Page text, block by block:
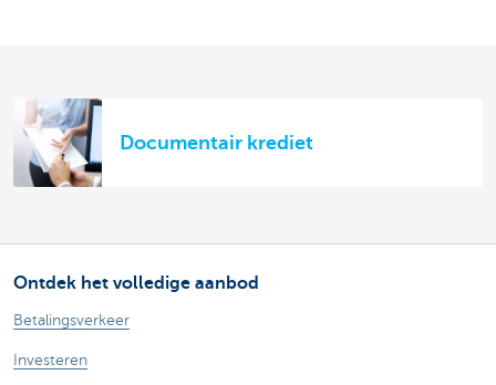
Documentair krediet
Ontdek het volledige aanbod
Betalingsverkeer
Investeren